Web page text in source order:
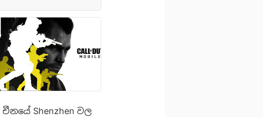
චීනයේ Shenzhen වල